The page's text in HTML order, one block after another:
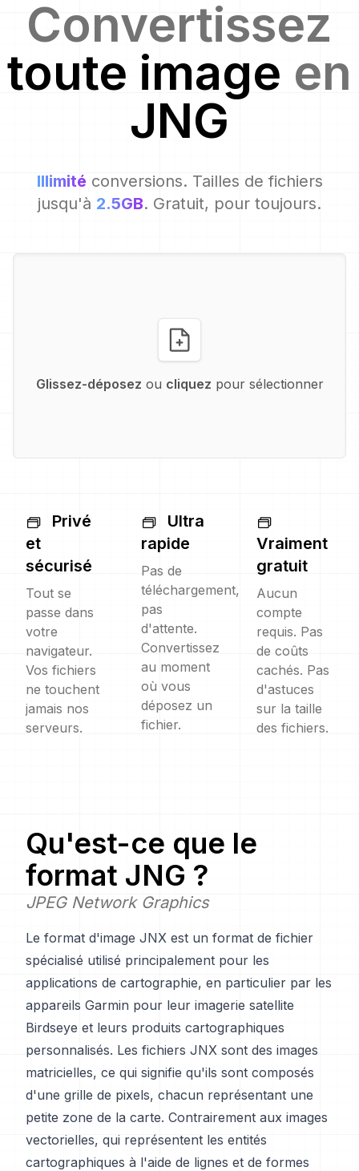
Convertissez
toute image en
JNG
Illimité conversions. Tailles de fichiers
jusqu'à 2.5GB. Gratuit, pour toujours.
Glissez-déposez ou cliquez pour sélectionner
Privé
et
sécurisé
Tout se
passe dans
votre
navigateur.
Vos fichiers
ne touchent
jamais nos
serveurs.
Ultra
rapide
Pas de
téléchargement,
pas
d'attente.
Convertissez
au moment
où vous
déposez un
fichier.
Vraiment
gratuit
Aucun
compte
requis. Pas
de coûts
cachés. Pas
d'astuces
sur la taille
des fichiers.
Qu'est-ce que le
format JNG ?
JPEG Network Graphics
Le format d'image JNX est un format de fichier
spécialisé utilisé principalement pour les
applications de cartographie, en particulier par les
appareils Garmin pour leur imagerie satellite
Birdseye et leurs produits cartographiques
personnalisés. Les fichiers JNX sont des images
matricielles, ce qui signifie qu'ils sont composés
d'une grille de pixels, chacun représentant une
petite zone de la carte. Contrairement aux images
vectorielles, qui représentent les entités
cartographiques à l'aide de lignes et de formes